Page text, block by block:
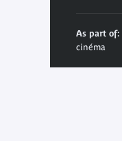
As part of:
cinéma